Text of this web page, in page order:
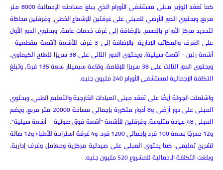
كما تفقد الوزير مبنى مستشفى الأورام الذي يبلغ مساحته الإجمالية 8000 متر
مربع، ويحتوي الدور الأرضي للمبني على غرفتين للإشعاع الخطي، وغرفتين محاكاة
لتحديد مركز الأورام بالجسم، بالإضافة إلى غرف خدمات عامة، ويحتوي الدور الأول
على الغرف والمكاتب الإدارية، بالإضافة إلى 3 غرف للأشعة (أشعة مقطعية -
أشعة رنين - أشعة سينية)، ويحتوي الدور الثاني على 38 سريرًا للعلاج الكيماوي،
ويحتوي الدور الثالث على 38 سريرًا للإقامة، وقاعة سيمينار سعة 135 فردًا، وتبلغ
التكلفة الإجمالية لمستشفى الأورام 240 مليون جنيه.
واشتملت الجولة أيضًا على تفقد مبنى العيادات الخارجية والتعليم الطبي، ويحتوي
المبنى على دور أرضى و8 أدوار متكررة بإجمالي مساحة 20000 متر مربع، ويضم
المبني 48 عيادة متنوعة، وغرفتين للأشعة "أشعة فوق صوتية – أشعة سينية"،
و12 مدرجًا بسعة 100 فرد بإجمالي 1200 فرد، و4 غرفة استراحة للأطباء و12 صالة
تشريح تعليمي، كما يحتوي المبني علي صيدلية مركزية ومعامل وغرف إدارية،
وبلغت التكلفة الاجمالية للمشروع 520 مليون جنيه.